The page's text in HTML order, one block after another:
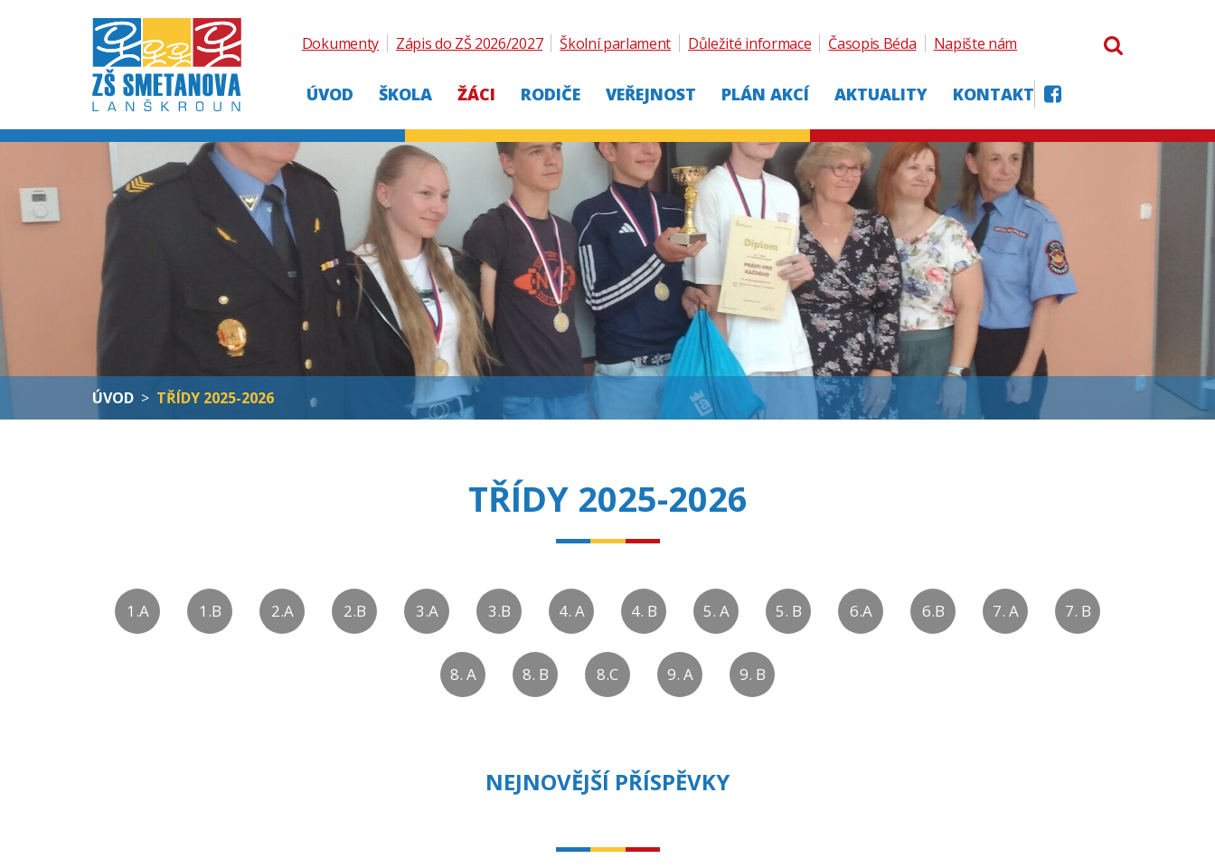
ÚVOD ŠKOLA ŽÁCI RODIČE VEŘEJNOST PLÁN AKCÍ AKTUALITY KONTAKT
Dokumenty Zápis do ZŠ 2026/2027 Školní parlament Důležité informace Časopis Béda Napište nám
ÚVOD > TŘÍDY 2025-2026
TŘÍDY 2025-2026
1.A 1.B 2.A 2.B 3.A 3.B 4. A 4. B 5. A 5. B 6.A 6.B 7. A 7. B
8. A 8. B 8.C 9. A 9. B
NEJNOVĚJŠÍ PŘÍSPĚVKY